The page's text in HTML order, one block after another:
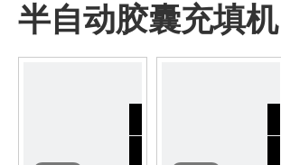
半自动胶囊充填机